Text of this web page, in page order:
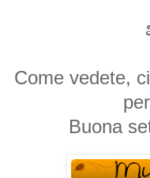
Come vedete,
Buona